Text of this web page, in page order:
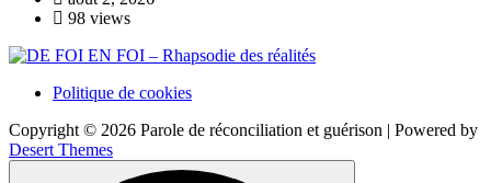
98 views
Politique de cookies
Copyright © 2026 Parole de réconciliation et guérison | Powered by
Desert Themes